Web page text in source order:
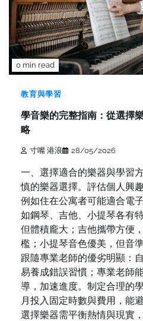
0 min read
教育與學習
學音樂的完整指南：從選擇
略
寸嘴 港浪 28/05/2026
一、選擇適合的樂器與學習
慎的樂器選擇。評估個人興
例如住在公寓者可能適合電
如鋼琴、吉他、小提琴各有
但體積龐大；吉他攜帶方便
檻；小提琴音色優美，但音
跟隨專業老師的優劣明顯：
易養成錯誤習慣；專業老師
導，加速進度。制定合理的
月投入固定時數與費用，能
選擇樂器需平衡熱情與現實